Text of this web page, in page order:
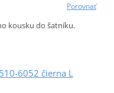
Porovnať
kousku do šatníku.
6052 čierna L